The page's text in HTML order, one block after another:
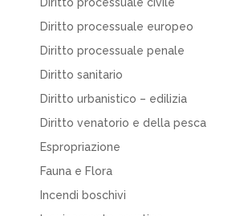
Diritto processuale europeo
Diritto processuale penale
Diritto sanitario
Diritto urbanistico – edilizia
Diritto venatorio e della pesca
Espropriazione
Fauna e Flora
Incendi boschivi